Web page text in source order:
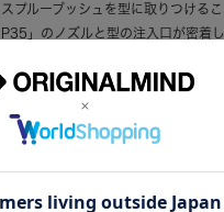
スプルーブッシュを型に取りつける
P35」のノズルと型の注入口が密着
ています。（ 商品ページへ ）
加工用原料となる粒状のプラスチック